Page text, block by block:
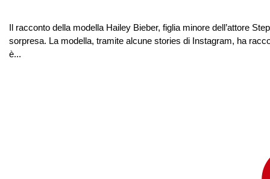
Il racconto della modella Hailey Bieber, figlia minore dell’attore
sorpresa. La modella, tramite alcune stories di Instagram, ha
è...